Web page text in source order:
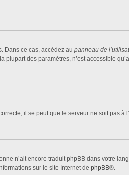
Dans ce cas, accédez au panneau de
des paramètres, n’est accessible
il se peut que le serveur ne soit pas
n’ait encore traduit phpBB dans votre
sur le site Internet de phpBB®.